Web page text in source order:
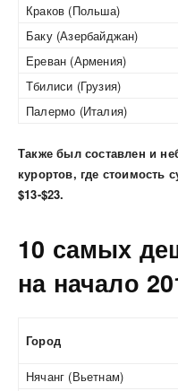
Краков (Польша)
Баку (Азербайджан)
Ереван (Армения)
Тбилиси (Грузия)
Палермо (Италия)
Также был составлен и
курортов, где стоимость
$13-$23.
10 самых
на начало
Город
Нячанг (Вьетнам)